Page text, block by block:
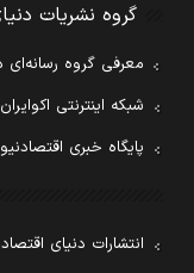
گروه نشریات
معرفی گروه رسانه‌ای
شبکه اینترنتی اکوایران
پایگاه خبری
انتشارات دنیای اقتصاد